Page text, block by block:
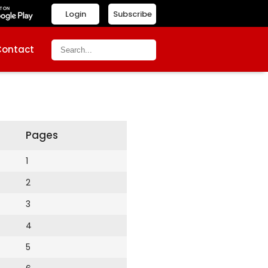
Subscribe
Login
Pages
1
2
3
4
5